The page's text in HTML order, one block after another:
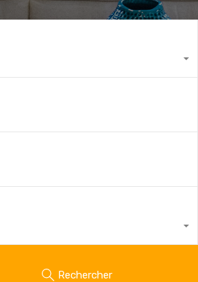
Rechercher